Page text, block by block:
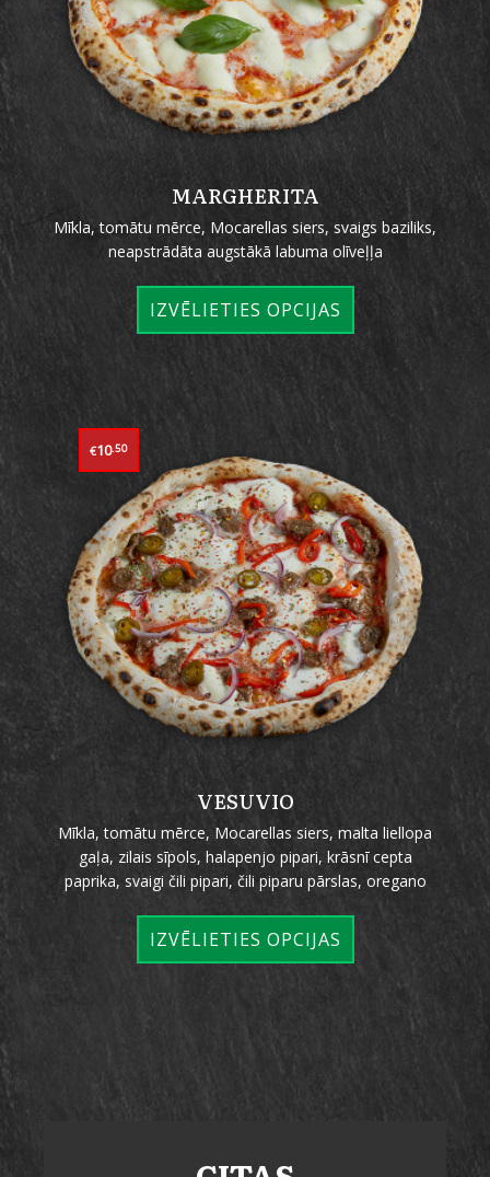
MARGHERITA
Mīkla, tomātu mērce, Mocarellas siers, svaigs baziliks,
neapstrādāta augstākā labuma olīveļļa
IZVĒLIETIES OPCIJAS
VESUVIO
Mīkla, tomātu mērce, Mocarellas siers, malta liellopa
gaļa, zilais sīpols, halapenjo pipari, krāsnī cepta
paprika, svaigi čili pipari, čili piparu pārslas, oregano
€10.50
IZVĒLIETIES OPCIJAS